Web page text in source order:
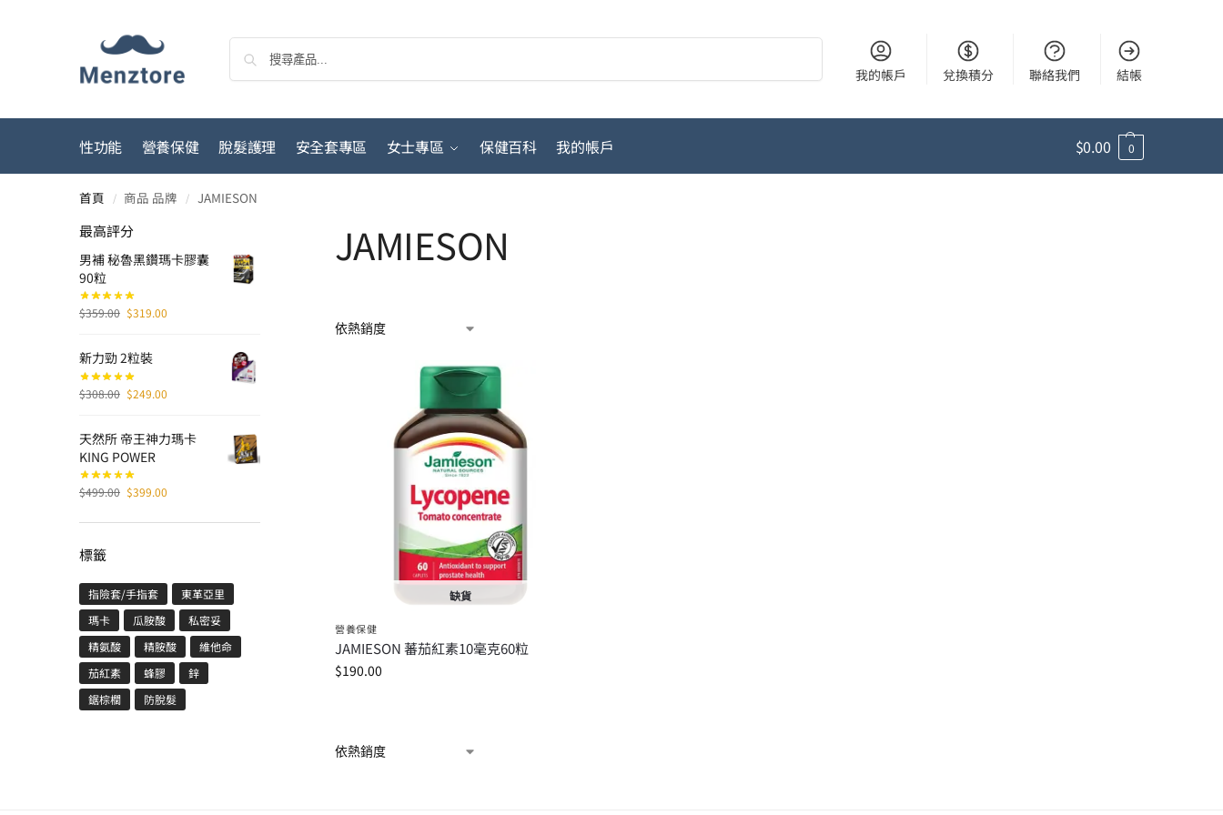
我的帳戶 兌換積分 聯絡我們 結帳
性功能 營養保健 脫髮護理 安全套專區 女士專區 保健百科 我的帳戶 $0.00 0
首頁 / 商品 品牌 / JAMIESON
JAMIESON
缺貨
營養保健
JAMIESON 蕃茄紅素10毫克60粒
$190.00
最高評分
男補 秘魯黑鑽瑪卡膠囊
90粒
$359.00 $319.00
新力勁 2粒裝
$308.00 $249.00
天然所 帝王神力瑪卡
KING POWER
$499.00 $399.00
標籤
指險套/手指套
東革亞里
瑪卡
瓜胺酸
私密妥
精氨酸
精胺酸
維他命
茄紅素
蜂膠
鋅
鋸棕櫚
防脫髮